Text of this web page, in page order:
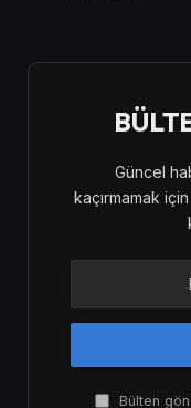
Güncel
kaçırmamak
Bülten